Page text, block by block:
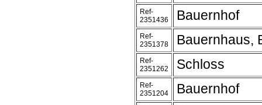
Ref-
2351436
Bauernhof
Ref-
2351378
Bauernhaus,
Ref-
2351262
Schloss
Ref-
2351204
Bauernhof